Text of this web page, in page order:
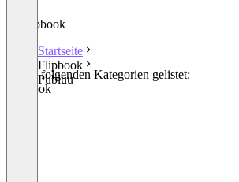
Flipbook
Startseite
Flipbook
Publuu
In den folgenden Kategorien gelistet:
Flipbook